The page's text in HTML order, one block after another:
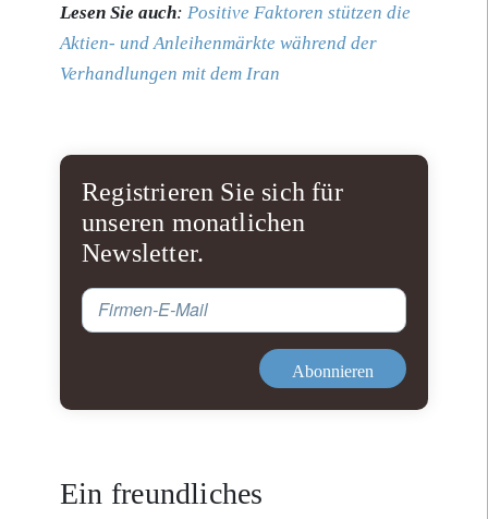
Lesen Sie auch: Positive Faktoren stützen die
Aktien- und Anleihenmärkte während der
Verhandlungen mit dem Iran
Registrieren Sie sich für
unseren monatlichen
Newsletter.
Firmen-E-Mail
Abonnieren
Ein freundliches